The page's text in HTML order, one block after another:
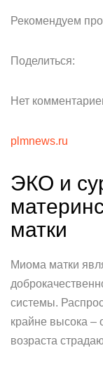
Рекомендуем
Поделиться:
Нет
plmnews.ru
ЭКО и
матки
Миома матки
системы.
крайне высока –
возраста